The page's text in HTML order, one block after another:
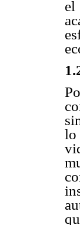
el
lo